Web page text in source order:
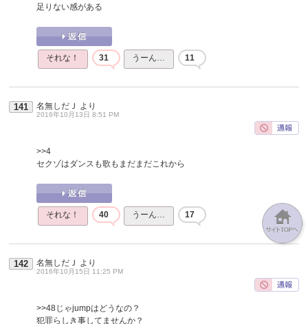
足りない感がある
それな！ 31 うーん… 11
141 名無しだＪ より
2016年10月13日 8:51 PM
>>4
セクゾはダンスも歌もまだまだこれから
それな！ 40 うーん… 17
142 名無しだＪ より
2016年10月15日 11:25 PM
>>48じゃjumpはどうなの？
犯罪らしき事してませんか？